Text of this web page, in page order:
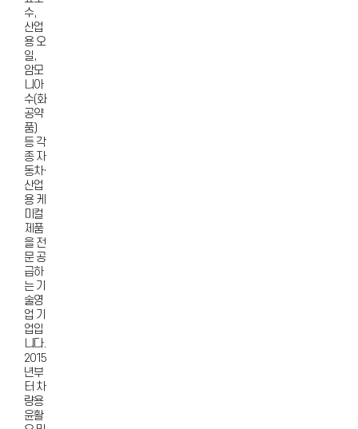
수,
산업
용 오
일,
암모
니아
수(화
공약
품)
등 각
종 자
동차·
산업
용 케
미컬
제품
을 전
문 공
급하
는 기
술영
업 기
업입
니다.
2015
년부
터 차
량용
윤활